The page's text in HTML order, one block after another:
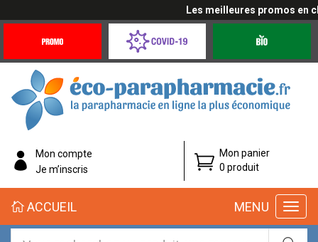
Les meilleures promos en
Offres
Coronavirus
éco-
parapharmacie.fr
éco-
parapharmacie.fr
Mon compte
Je m’inscris
Mon panier
0 produit
MENU
ACCUEIL